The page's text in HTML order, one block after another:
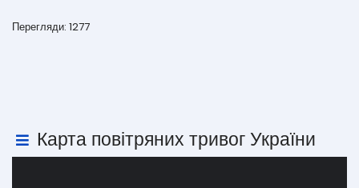
Перегляди: 1277
Карта повітряних тривог України